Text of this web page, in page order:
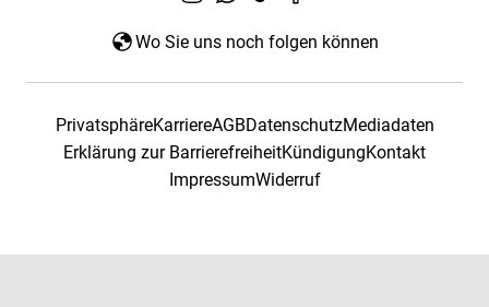
Wo Sie uns noch folgen können
PrivatsphäreKarriereAGBDatenschutzMediadaten
Erklärung zur BarrierefreiheitKündigungKontakt
ImpressumWiderruf